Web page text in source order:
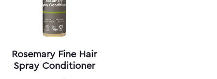
Rosemary Fine Hair
Spray Conditioner